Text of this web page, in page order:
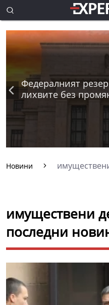
Федералният
лихвите без
Новини
имуществени
последни